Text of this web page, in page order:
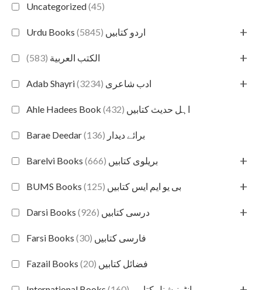
Uncategorized(45)
Urdu Books اردو کتابیں (5845) +
الكتب العربية (583) +
Adab Shayri ادب شاعری (3234) +
Ahle Hadees Book اہل حدیث کتابیں (432)
Barae Deedar برائے دیدار (136)
Barelvi Books بریلوی کتابیں (666) +
BUMS Books بی یو ایم ایس کتابیں (125) +
Darsi Books درسی کتابیں (926) +
Farsi Books فارسی کتابیں (30)
Fazail Books فضائل کتابیں (20)